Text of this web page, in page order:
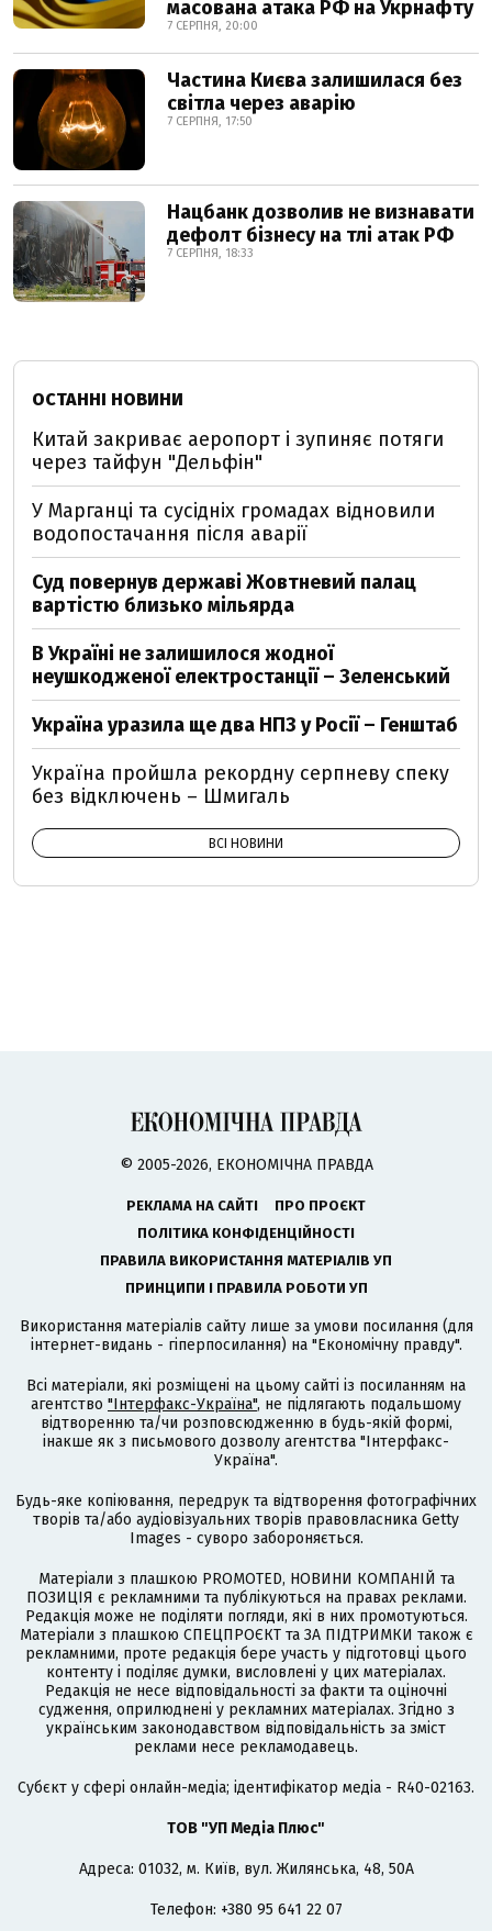
масована атака РФ на Укрнафту
7 СЕРПНЯ, 20:00
Частина Києва залишилася без
світла через аварію
7 СЕРПНЯ, 17:50
Нацбанк дозволив не визнавати
дефолт бізнесу на тлі атак РФ
7 СЕРПНЯ, 18:33
ОСТАННІ НОВИНИ
Китай закриває аеропорт і зупиняє потяги
через тайфун "Дельфін"
У Марганці та сусідніх громадах відновили
водопостачання після аварії
Суд повернув державі Жовтневий палац
вартістю близько мільярда
В Україні не залишилося жодної
неушкодженої електростанції – Зеленський
Україна уразила ще два НПЗ у Росії – Генштаб
Україна пройшла рекордну серпневу спеку
без відключень – Шмигаль
ВСІ НОВИНИ
© 2005-2026, ЕКОНОМІЧНА ПРАВДА
РЕКЛАМА НА САЙТІ
ПРО ПРОЄКТ
ПОЛІТИКА КОНФІДЕНЦІЙНОСТІ
ПРАВИЛА ВИКОРИСТАННЯ МАТЕРІАЛІВ УП
ПРИНЦИПИ І ПРАВИЛА РОБОТИ УП
Використання матеріалів сайту лише за умови посилання (для
інтернет-видань - гіперпосилання) на "Економічну правду".
Всі матеріали, які розміщені на цьому сайті із посиланням на
агентство "Інтерфакс-Україна", не підлягають подальшому
відтворенню та/чи розповсюдженню в будь-якій формі,
інакше як з письмового дозволу агентства "Інтерфакс-
Україна".
Будь-яке копіювання, передрук та відтворення фотографічних
творів та/або аудіовізуальних творів правовласника Getty
Images - суворо забороняється.
Матеріали з плашкою PROMOTED, НОВИНИ КОМПАНІЙ та
ПОЗИЦІЯ є рекламними та публікуються на правах реклами.
Редакція може не поділяти погляди, які в них промотуються.
Матеріали з плашкою СПЕЦПРОЄКТ та ЗА ПІДТРИМКИ також є
рекламними, проте редакція бере участь у підготовці цього
контенту і поділяє думки, висловлені у цих матеріалах.
Редакція не несе відповідальності за факти та оціночні
судження, оприлюднені у рекламних матеріалах. Згідно з
українським законодавством відповідальність за зміст
реклами несе рекламодавець.
Cубєкт у сфері онлайн-медіа; ідентифікатор медіа - R40-02163.
ТОВ "УП Медіа Плюс"
Адреса: 01032, м. Київ, вул. Жилянська, 48, 50А
Телефон: +380 95 641 22 07